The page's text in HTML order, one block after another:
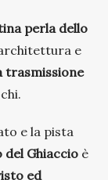
perla dello
e
trasmissione
e la pista
del Ghiaccio è
ed